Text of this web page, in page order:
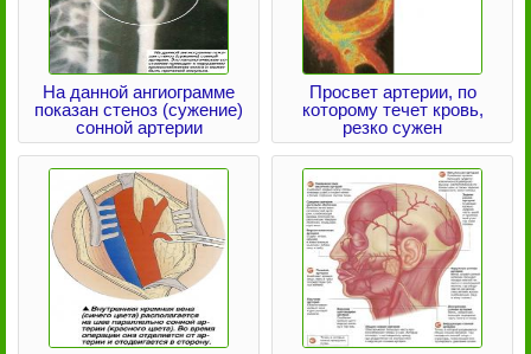
На данной ангиограмме
показан стеноз (сужение)
сонной артерии
Просвет артерии, по
которому течет кровь,
резко сужен